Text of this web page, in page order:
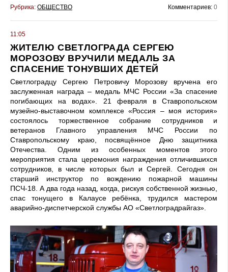
Рубрика: ОБЩЕСТВО Комментариев: 0
11:05
ЖИТЕЛЮ СВЕТЛОГРАДА СЕРГЕЮ
МОРОЗОВУ ВРУЧИЛИ МЕДАЛЬ ЗА
СПАСЕНИЕ ТОНУВШИХ ДЕТЕЙ
Светлоградцу Сергею Петровичу Морозову вручена его
заслуженная награда – медаль МЧС России «За спасение
погибающих на водах». 21 февраля в Ставропольском
музейно-выставочном комплексе «Россия – моя история»
состоялось торжественное собрание сотрудников и
ветеранов Главного управления МЧС России по
Ставропольскому краю, посвящённое Дню защитника
Отечества. Одним из особенных моментов этого
мероприятия стала церемония награждения отличившихся
сотрудников, в числе которых был и Сергей. Сегодня он
старший инструктор по вождению пожарной машины
ПСЧ-18. А два года назад, когда, рискуя собственной жизнью,
спас тонущего в Калаусе ребёнка, трудился мастером
аварийно-диспетчерской службы АО «Светлоградрайгаз».